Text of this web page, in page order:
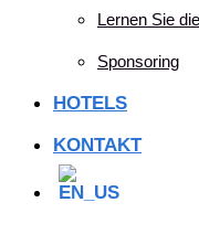
Lernen Sie
Sponsoring
HOTELS
KONTAKT